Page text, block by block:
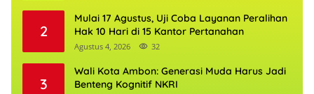
2
Mulai 17 Agustus, Uji Coba Layanan Peralihan
Hak 10 Hari di 15 Kantor Pertanahan
Agustus 4, 2026 32
3
Wali Kota Ambon: Generasi Muda Harus Jadi
Benteng Kognitif NKRI